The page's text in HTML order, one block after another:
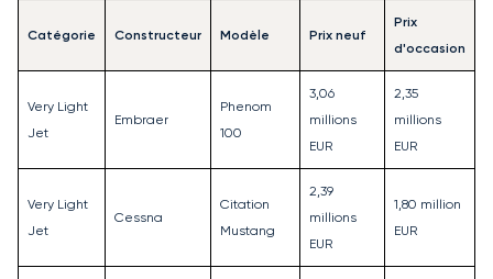
Catégorie Constructeur Modèle Prix neuf
Prix
d'occasion
Very Light
Jet
Embraer
Phenom
100
3,06
millions
EUR
2,35
millions
EUR
Very Light
Jet
Cessna
Citation
Mustang
2,39
millions
EUR
1,80 million
EUR